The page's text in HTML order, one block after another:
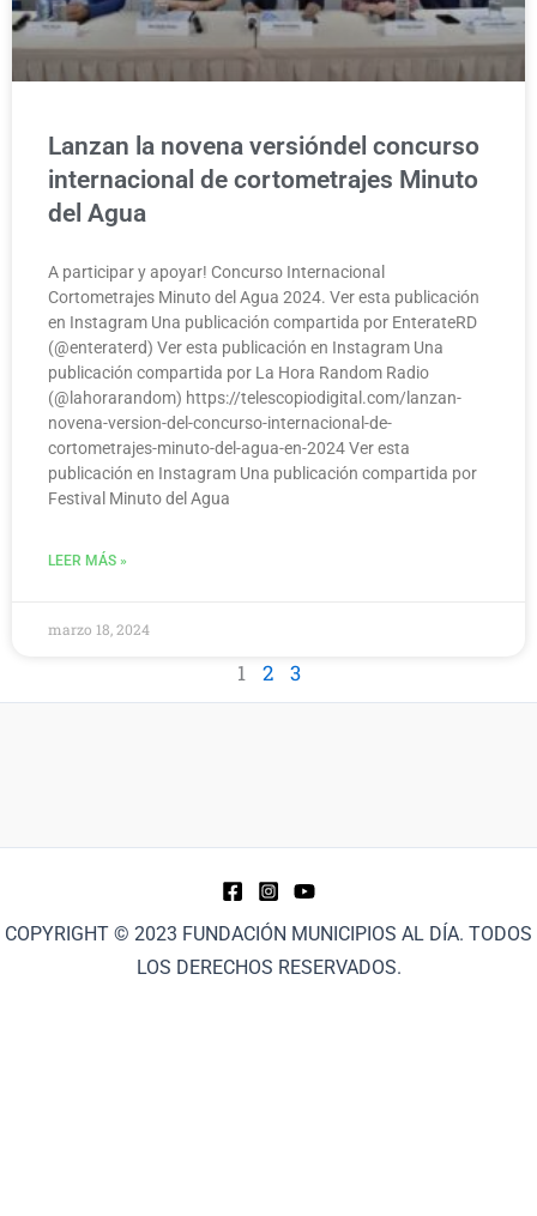
Lanzan la novena versióndel concurso
internacional de cortometrajes Minuto
del Agua
A participar y apoyar! Concurso Internacional
Cortometrajes Minuto del Agua 2024. Ver esta publicación
en Instagram Una publicación compartida por EnterateRD
(@enteraterd) Ver esta publicación en Instagram Una
publicación compartida por La Hora Random Radio
(@lahorarandom) https://telescopiodigital.com/lanzan-
novena-version-del-concurso-internacional-de-
cortometrajes-minuto-del-agua-en-2024 Ver esta
publicación en Instagram Una publicación compartida por
Festival Minuto del Agua
LEER MÁS »
marzo 18, 2024
1 2 3
COPYRIGHT © 2023 FUNDACIÓN MUNICIPIOS AL DÍA. TODOS
LOS DERECHOS RESERVADOS.